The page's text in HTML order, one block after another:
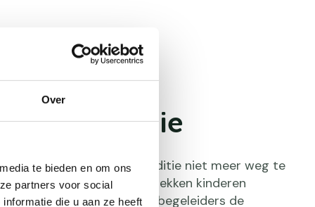
Over
te bieden en om ons
partners voor social
die u aan ze heeft
traditie
is als oerhollandse traditie niet meer weg te
Al generaties lang trekken kinderen
(groot)ouders of andere begeleiders de